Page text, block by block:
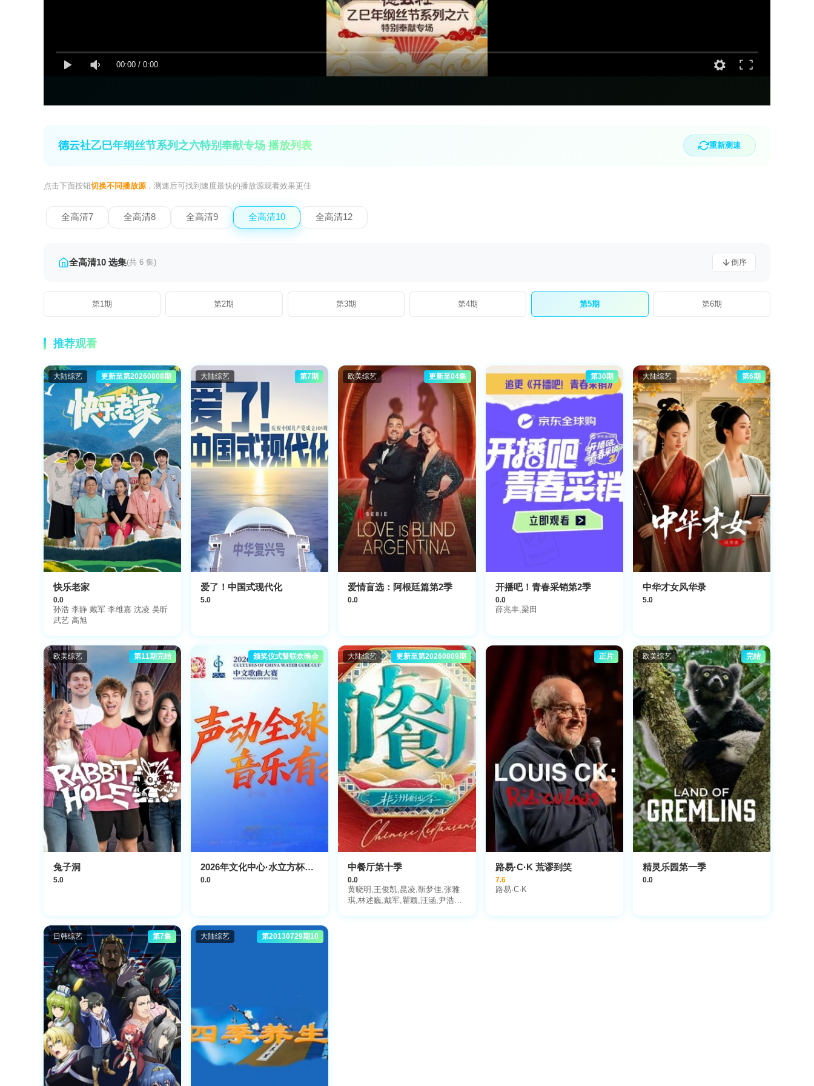
00:00 / 0:00
德云社乙巳年纲丝节系列之六特别奉献专场 播放列表 重新测速
点击下面按钮切换不同播放源，测速后可找到速度最快的播放源观看效果更佳
全高清7 全高清8 全高清9 全高清10 全高清12
全高清10 选集(共 6 集) 倒序
第1期 第2期 第3期 第4期 第5期 第6期
推荐观看
大陆综艺 更新至第20260808期
快乐老家
0.0
孙浩 李静 戴军 李维嘉 沈凌 吴昕
武艺 高旭
大陆综艺 第7期
爱了！中国式现代化
5.0
欧美综艺 更新至04集
爱情盲选：阿根廷篇第2季
0.0
第30期
开播吧！青春采销第2季
0.0
薛兆丰,梁田
大陆综艺 第6期
中华才女风华录
5.0
欧美综艺 第11期完结
兔子洞
5.0
颁奖仪式暨联欢晚会
2026年文化中心·水立方杯中文歌曲大赛
0.0
大陆综艺 更新至第20260809期
中餐厅第十季
0.0
黄晓明,王俊凯,昆凌,靳梦佳,张雅
琪,林述巍,戴军,瞿颖,汪涵,尹浩宇,
正片
路易·C·K 荒谬到笑
7.6
路易·C·K
欧美综艺 完结
精灵乐园第一季
0.0
日韩综艺 第7集 大陆综艺 第20130729期10